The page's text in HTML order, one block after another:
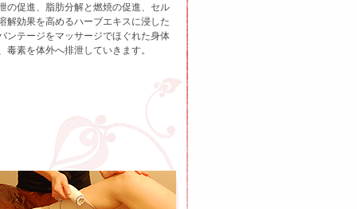
の促進、脂肪分解と燃焼の促進、セル
解効果を高めるハーブエキスに浸した
ンテージをマッサージでほぐれた身体
毒素を体外へ排泄していきます。